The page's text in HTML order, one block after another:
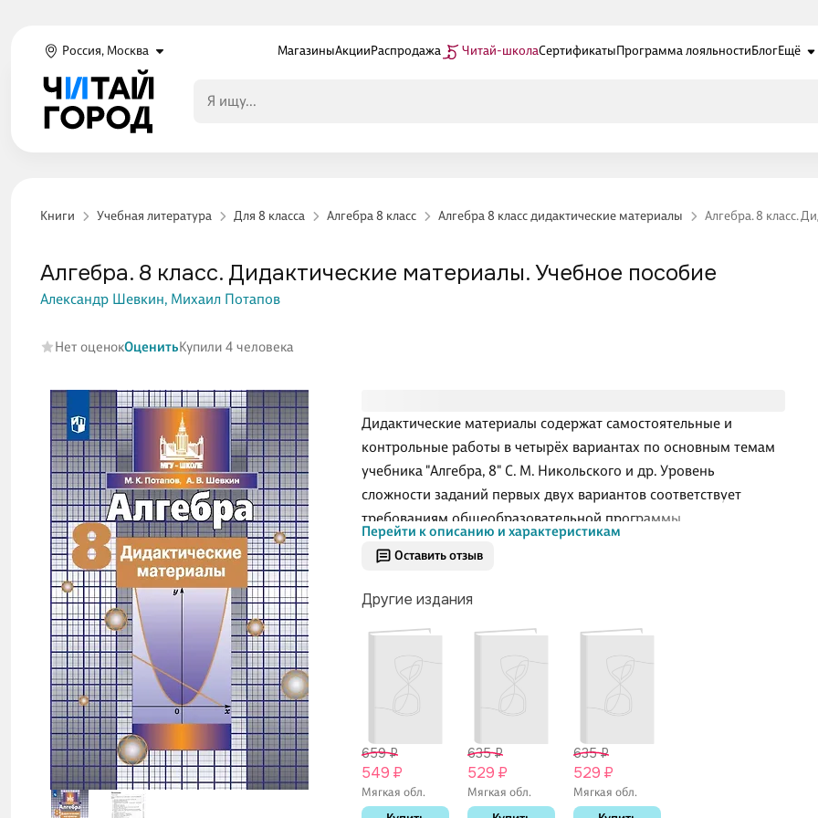
Россия, Москва МагазиныАкцииРаспродажа Читай-школаСертификатыПрограмма лояльностиБлогЕщё
Книги Учебная литература Для 8 класса Алгебра 8 класс Алгебра 8 класс дидактические материалы Алгебра. 8 класс.
Оставить отзыв
Дидактические материалы содержат самостоятельные и
контрольные работы в четырёх вариантах по основным темам
учебника "Алгебра, 8" С. М. Никольского и др. Уровень
сложности заданий первых двух вариантов соответствует
требованиям общеобразовательной программы.
Перейти к описанию и характеристикам
Другие издания
659 ₽
549 ₽
Мягкая обл.
635 ₽
529 ₽
Мягкая обл.
635 ₽
529 ₽
Мягкая обл.
Алгебра. 8 класс. Дидактические материалы. Учебное пособие
Александр Шевкин, Михаил Потапов
Нет оценокОценитьКупили 4 человека